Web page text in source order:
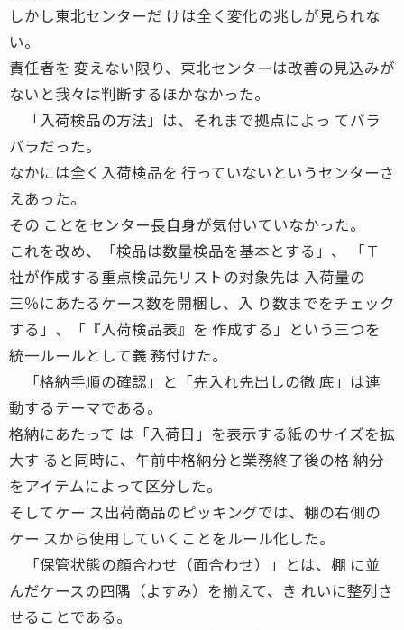
しかし東北センターだ けは全く変化の兆しが見られな
い。
責任者を 変えない限り、東北センターは改善の見込みが
ないと我々は判断するほかなかった。
「入荷検品の方法」は、それまで拠点によっ てバラ
バラだった。
なかには全く入荷検品を 行っていないというセンターさ
えあった。
その ことをセンター長自身が気付いていなかった。
これを改め、「検品は数量検品を基本とする」、 「Ｔ
社が作成する重点検品先リストの対象先は 入荷量の
三％にあたるケース数を開梱し、入 り数までをチェック
する」、「『入荷検品表』を 作成する」という三つを
統一ルールとして義 務付けた。
「格納手順の確認」と「先入れ先出しの徹 底」は連
動するテーマである。
格納にあたって は「入荷日」を表示する紙のサイズを拡
大す ると同時に、午前中格納分と業務終了後の格 納分
をアイテムによって区分した。
そしてケー ス出荷商品のピッキングでは、棚の右側の
ケー スから使用していくことをルール化した。
「保管状態の顔合わせ（面合わせ）」とは、棚 に並
んだケースの四隅（よすみ）を揃えて、き れいに整列さ
せることである。